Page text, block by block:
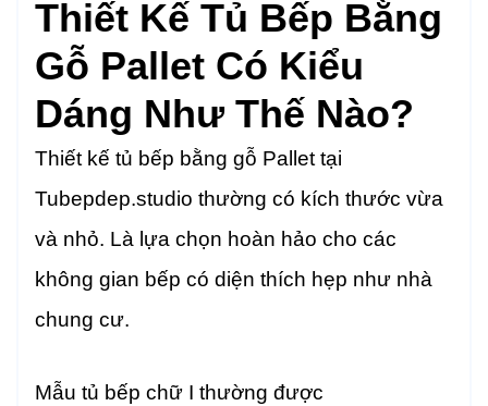
Thiết Kế Tủ Bếp Bằng
Gỗ Pallet Có Kiểu
Dáng Như Thế Nào?
Thiết kế tủ bếp bằng gỗ Pallet tại
Tubepdep.studio thường có kích thước vừa
và nhỏ. Là lựa chọn hoàn hảo cho các
không gian bếp có diện thích hẹp như nhà
chung cư.
Mẫu tủ bếp chữ I thường được